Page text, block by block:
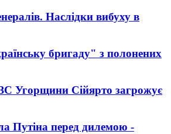
Наслідки вибуху в
бригаду" з полонених
Угорщини Сійярто загрожує
Путіна перед дилемою -